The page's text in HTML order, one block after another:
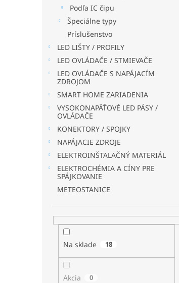
Podľa IC čipu
Špeciálne typy
Príslušenstvo
LED LIŠTY / PROFILY
LED OVLÁDAČE / STMIEVAČE
LED OVLÁDAČE S NAPÁJACÍM
ZDROJOM
SMART HOME ZARIADENIA
VYSOKONAPÄŤOVÉ LED PÁSY /
OVLÁDAČE
KONEKTORY / SPOJKY
NAPÁJACIE ZDROJE
ELEKTROINŠTALAČNÝ MATERIÁL
ELEKTROCHÉMIA A CÍNY PRE
SPÁJKOVANIE
METEOSTANICE
Na sklade 18
Akcia 0